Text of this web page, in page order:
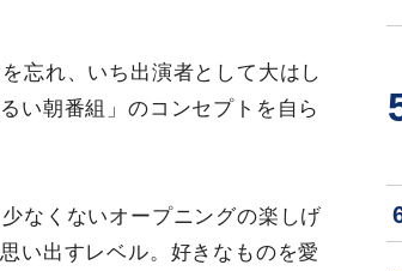
忘れ、いち出演者として大はし
い朝番組」のコンセプトを自ら
なくないオープニングの楽しげ
い出すレベル。好きなものを愛